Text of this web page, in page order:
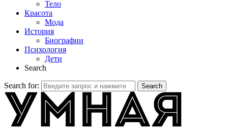
Тело
Красота
Мода
История
Биографии
Психология
Дети
Search
Search for: Search